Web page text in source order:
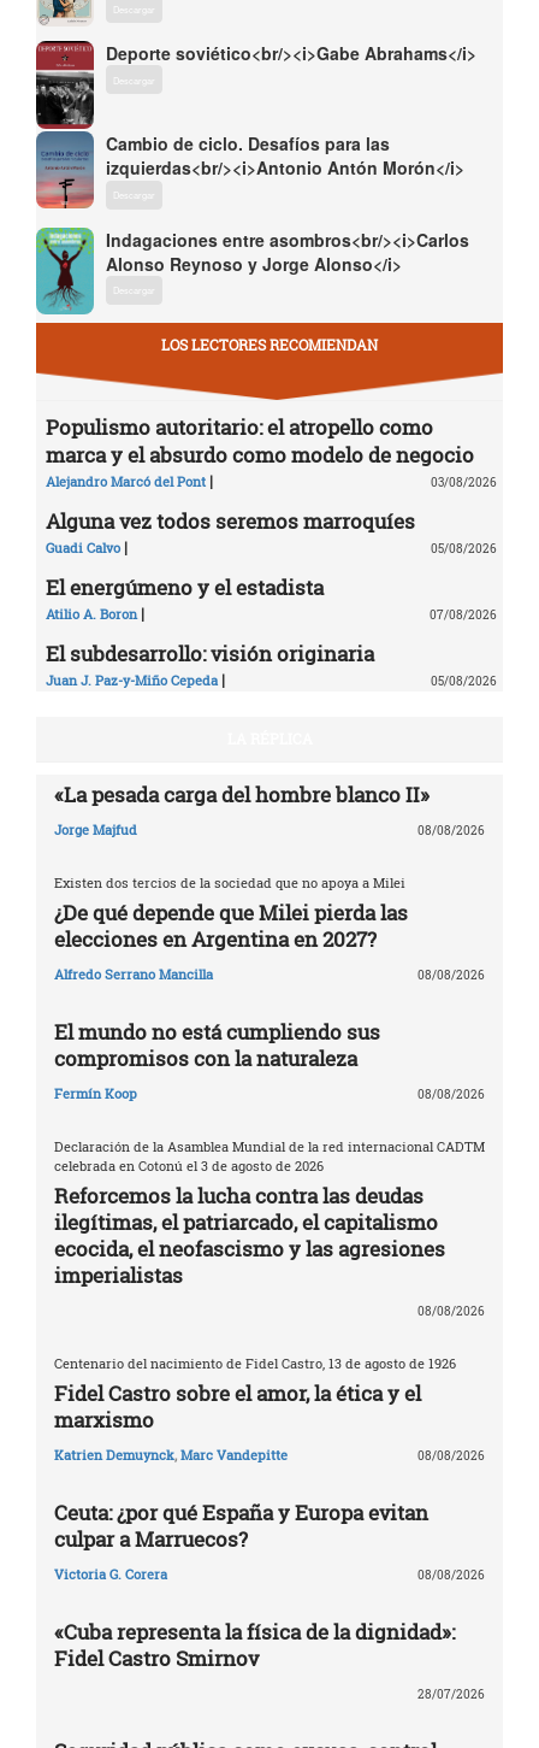
Descargar
Deporte soviético<br/><i>Gabe Abrahams</i>
Descargar
Cambio de ciclo. Desafíos para las
izquierdas<br/><i>Antonio Antón Morón</i>
Descargar
Indagaciones entre asombros<br/><i>Carlos
Alonso Reynoso y Jorge Alonso</i>
Descargar
LOS LECTORES RECOMIENDAN
Populismo autoritario: el atropello como
marca y el absurdo como modelo de negocio
Alejandro Marcó del Pont | 03/08/2026
Alguna vez todos seremos marroquíes
Guadi Calvo | 05/08/2026
El energúmeno y el estadista
Atilio A. Boron | 07/08/2026
El subdesarrollo: visión originaria
Juan J. Paz-y-Miño Cepeda | 05/08/2026
«La pesada carga del hombre blanco II»
Jorge Majfud 08/08/2026
Existen dos tercios de la sociedad que no apoya a Milei
¿De qué depende que Milei pierda las
elecciones en Argentina en 2027?
Alfredo Serrano Mancilla 08/08/2026
El mundo no está cumpliendo sus
compromisos con la naturaleza
Fermín Koop 08/08/2026
Declaración de la Asamblea Mundial de la red internacional CADTM
celebrada en Cotonú el 3 de agosto de 2026
Reforcemos la lucha contra las deudas
ilegítimas, el patriarcado, el capitalismo
ecocida, el neofascismo y las agresiones
imperialistas
08/08/2026
Centenario del nacimiento de Fidel Castro, 13 de agosto de 1926
Fidel Castro sobre el amor, la ética y el
marxismo
Katrien Demuynck, Marc Vandepitte 08/08/2026
Ceuta: ¿por qué España y Europa evitan
culpar a Marruecos?
Victoria G. Corera 08/08/2026
«Cuba representa la física de la dignidad»:
Fidel Castro Smirnov
28/07/2026